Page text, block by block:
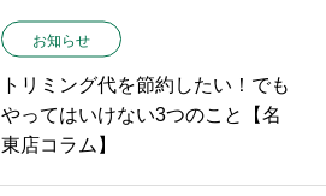
お知らせ
トリミング代を節約したい！でも
やってはいけない3つのこと【名
東店コラム】